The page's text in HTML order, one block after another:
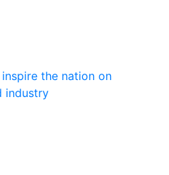
the nation on
industry